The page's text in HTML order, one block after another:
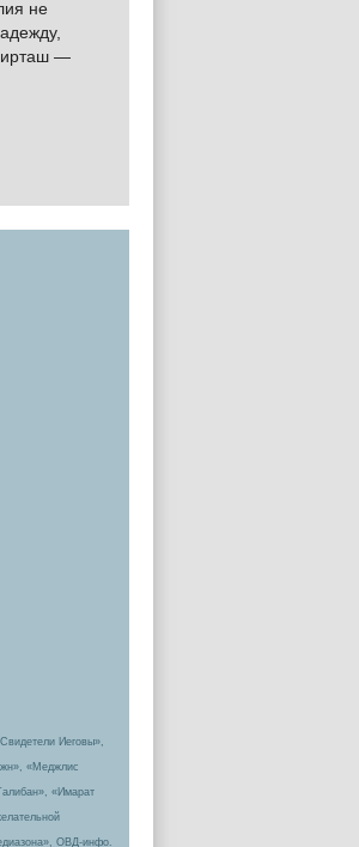
не
—
Иеговы»,
«Меджлис
«Имарат
ОВД-инфо.